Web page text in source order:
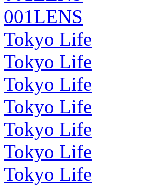
001LENS
Tokyo Life
Tokyo Life
Tokyo Life
Tokyo Life
Tokyo Life
Tokyo Life
Tokyo Life